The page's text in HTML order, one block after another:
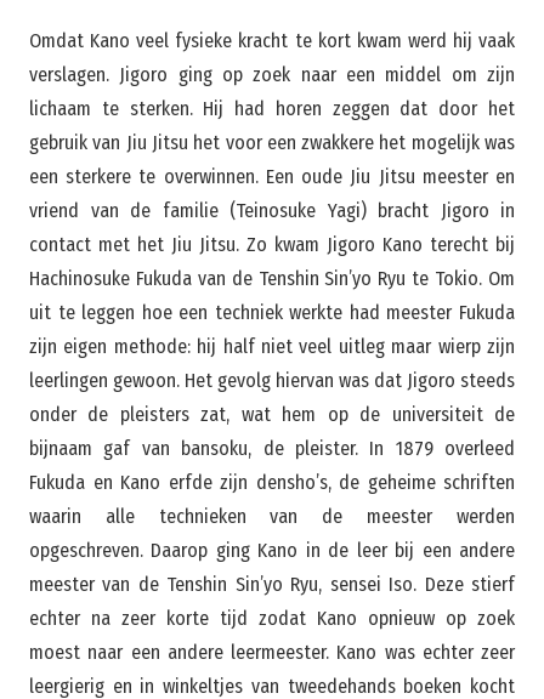
Omdat Kano veel fysieke kracht te kort kwam werd hij vaak
verslagen. Jigoro ging op zoek naar een middel om zijn
lichaam te sterken. Hij had horen zeggen dat door het
gebruik van Jiu Jitsu het voor een zwakkere het mogelijk was
een sterkere te overwinnen. Een oude Jiu Jitsu meester en
vriend van de familie (Teinosuke Yagi) bracht Jigoro in
contact met het Jiu Jitsu. Zo kwam Jigoro Kano terecht bij
Hachinosuke Fukuda van de Tenshin Sin’yo Ryu te Tokio. Om
uit te leggen hoe een techniek werkte had meester Fukuda
zijn eigen methode: hij half niet veel uitleg maar wierp zijn
leerlingen gewoon. Het gevolg hiervan was dat Jigoro steeds
onder de pleisters zat, wat hem op de universiteit de
bijnaam gaf van bansoku, de pleister. In 1879 overleed
Fukuda en Kano erfde zijn densho’s, de geheime schriften
waarin alle technieken van de meester werden
opgeschreven. Daarop ging Kano in de leer bij een andere
meester van de Tenshin Sin’yo Ryu, sensei Iso. Deze stierf
echter na zeer korte tijd zodat Kano opnieuw op zoek
moest naar een andere leermeester. Kano was echter zeer
leergierig en in winkeltjes van tweedehands boeken kocht